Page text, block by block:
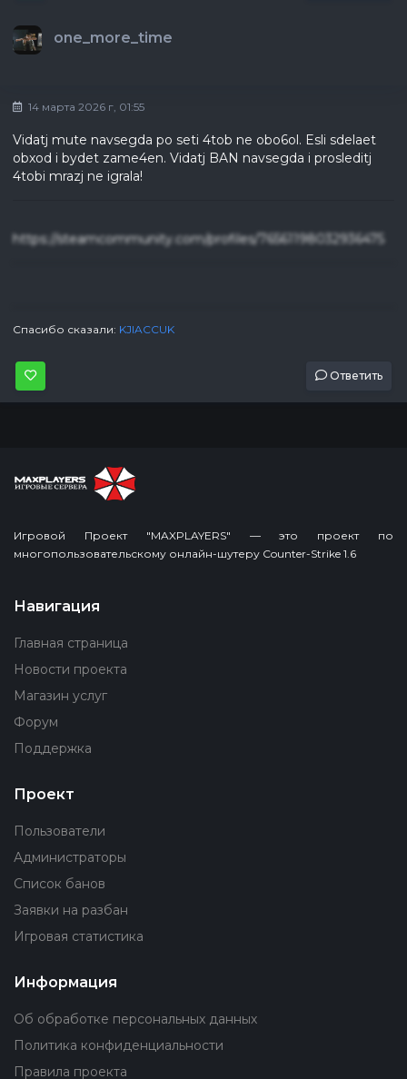
one_more_time
14 марта 2026 г, 01:55
Vidatj mute navsegda po seti 4tob ne obo6ol. Esli sdelaet
obxod i bydet zame4en. Vidatj BAN navsegda i prosleditj
4tobi mrazj ne igrala!
https://steamcommunity.com/profiles/76561198032936475
Спасибо сказали: KJIACCUK
Ответить
Игровой Проект "MAXPLAYERS" — это проект по
многопользовательскому онлайн-шутеру Counter-Strike 1.6
Навигация
Главная страница
Новости проекта
Магазин услуг
Форум
Поддержка
Проект
Пользователи
Администраторы
Список банов
Заявки на разбан
Игровая статистика
Информация
Об обработке персональных данных
Политика конфиденциальности
Правила проекта